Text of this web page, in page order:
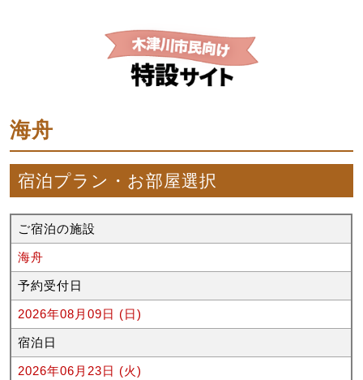
海舟
宿泊プラン・お部屋選択
ご宿泊の施設
海舟
予約受付日
2026年08月09日 (日)
宿泊日
2026年06月23日 (火)